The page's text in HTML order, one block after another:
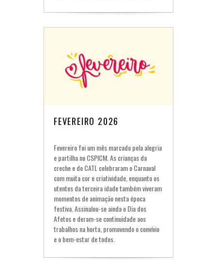
FEVEREIRO 2026
Fevereiro foi um mês marcado pela alegria
e partilha no CSPICM. As crianças da
creche e do CATL celebraram o Carnaval
com muita cor e criatividade, enquanto os
utentes da terceira idade também viveram
momentos de animação nesta época
festiva. Assinalou-se ainda o Dia dos
Afetos e deram-se continuidade aos
trabalhos na horta, promovendo o convívio
e o bem-estar de todos.